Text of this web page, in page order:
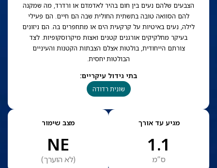
הצבעים שלהם נעים בין חום בהיר לאדמדם או ורדרד, מה שמקנה
להם הסוואה טובה בתשתית החולית שבה הם חיים. הם פעילי
לילה, נעים באיטיות על קרקעית הים או מתחפרים בה. הם ניזונים
בעיקר מחלקיקים אורגנים קטנים ואצות מיקרוסקופיות. לצד
צורתם הייחודית, בולטות אצלם הצבתות הקטנות והעיניים
הבולטות יחסית.
בתי גידול עיקריים:
שונית רדודה
מגיע עד אורך
1.1
ס”מ
מצב שימור
NE
(לא הוערך)